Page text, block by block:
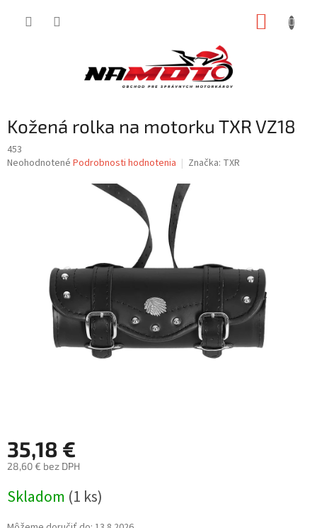
Kožená rolka na motorku TXR VZ18
453
Priemerné
Neohodnotené Podrobnosti hodnotenia Značka: TXR
35,18 €
28,60 € bez DPH
cena:
Skladom (1 ks)